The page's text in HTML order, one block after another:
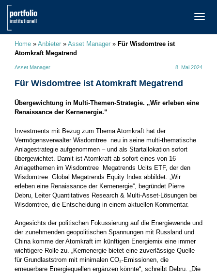
Home » Anbieter » Asset Manager » Für Wisdomtree ist
Atomkraft Megatrend
Asset Manager 8. Mai 2024
Für Wisdomtree ist Atomkraft Megatrend
Übergewichtung in Multi-Themen-Strategie. „Wir erleben eine
Renaissance der Kernenergie.“
Investments mit Bezug zum Thema Atomkraft hat der
Vermögensverwalter Wisdomtree neu in seine multi-thematische
Anlagestrategie aufgenommen – und als Startallokation sofort
übergewichtet. Damit ist Atomkraft ab sofort eines von 16
Anlagethemen im Wisdomtree Megatrends Ucits ETF, der den
Wisdomtree Global Megatrends Equity Index abbildet. „Wir
erleben eine Renaissance der Kernenergie“, begründet Pierre
Debru, Leiter Quantitatives Research & Multi-Asset-Lösungen bei
Wisdomtree, die Entscheidung in einem aktuellen Kommentar.
Angesichts der politischen Fokussierung auf die Energiewende und
der zunehmenden geopolitischen Spannungen mit Russland und
China komme der Atomkraft im künftigen Energiemix eine immer
wichtigere Rolle zu. „Kernenergie bietet eine zuverlässige Quelle
für Grundlaststrom mit minimalen CO₂-Emissionen, die
erneuerbare Energiequellen ergänzen könnte“, schreibt Debru. „Die